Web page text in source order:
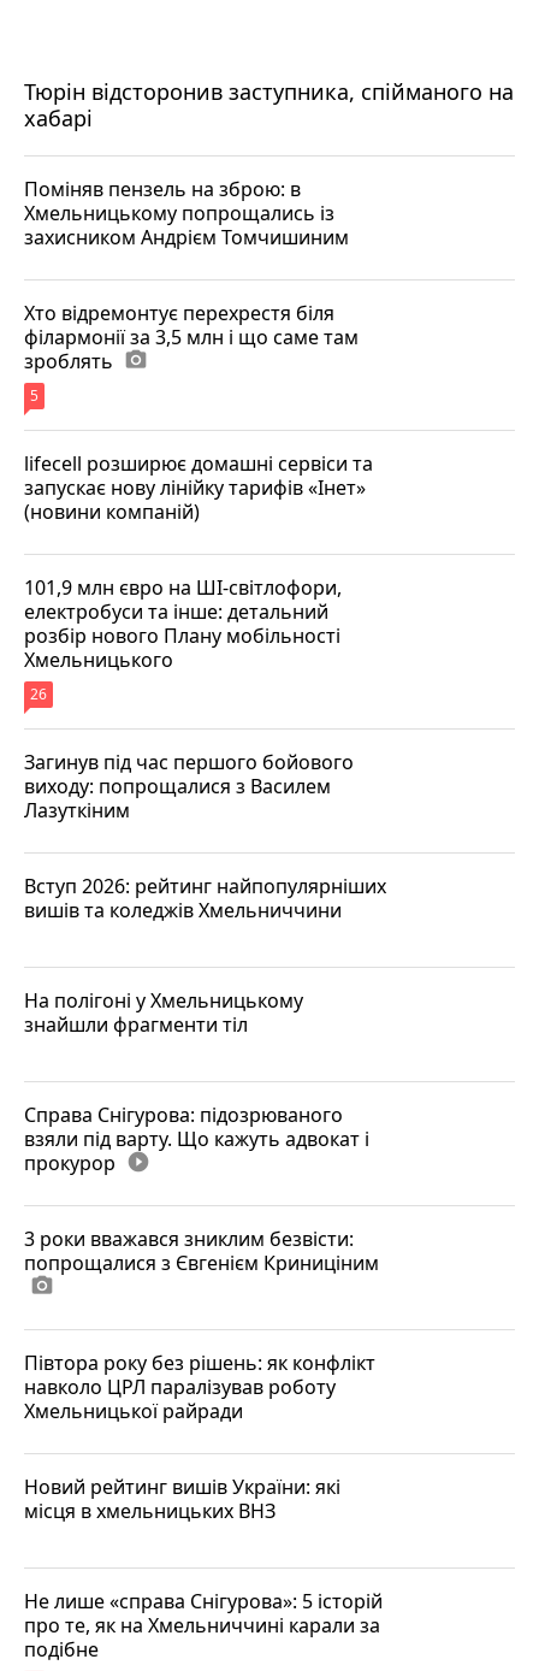
Тюрін відсторонив заступника, спійманого на
хабарі
Поміняв пензель на зброю: в
Хмельницькому попрощались із
захисником Андрієм Томчишиним
Хто відремонтує перехрестя біля
філармонії за 3,5 млн і що саме там
зроблять photo_camera
5
lifecell розширює домашні сервіси та
запускає нову лінійку тарифів «Інет»
(новини компаній)
101,9 млн євро на ШІ-світлофори,
електробуси та інше: детальний
розбір нового Плану мобільності
Хмельницького
26
Загинув під час першого бойового
виходу: попрощалися з Василем
Лазуткіним
Вступ 2026: рейтинг найпопулярніших
вишів та коледжів Хмельниччини
На полігоні у Хмельницькому
знайшли фрагменти тіл
Справа Снігурова: підозрюваного
взяли під варту. Що кажуть адвокат і
прокурор play_circle_filled
3 роки вважався зниклим безвісти:
попрощалися з Євгенієм Криниціним
photo_camera
Півтора року без рішень: як конфлікт
навколо ЦРЛ паралізував роботу
Хмельницької райради
Новий рейтинг вишів України: які
місця в хмельницьких ВНЗ
Не лише «справа Снігурова»: 5 історій
про те, як на Хмельниччині карали за
подібне